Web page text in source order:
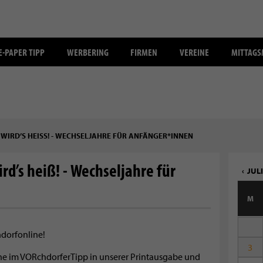
PAPER TIPP WERBERING FIRMEN VEREINE
HEISS! - WECHSELJAHRE FÜR ANFÄNGER*INNEN
heiß! - Wechseljahre für
im VORchdorferTipp in unserer Printausgabe und
JULI
M
3